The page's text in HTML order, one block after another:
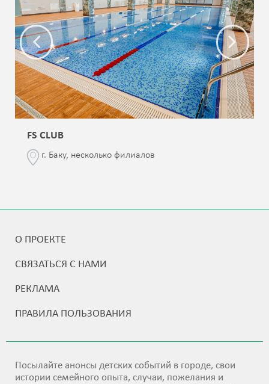
FS CLUB
г. Баку, несколько филиалов
О ПРОЕКТЕ
СВЯЗАТЬСЯ С НАМИ
РЕКЛАМА
ПРАВИЛА ПОЛЬЗОВАНИЯ
Посылайте анонсы детских событий в городе, свои
истории семейного опыта, случаи, пожелания и